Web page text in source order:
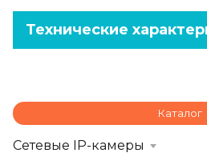
Технические
Каталог
Сетевые IP-камеры